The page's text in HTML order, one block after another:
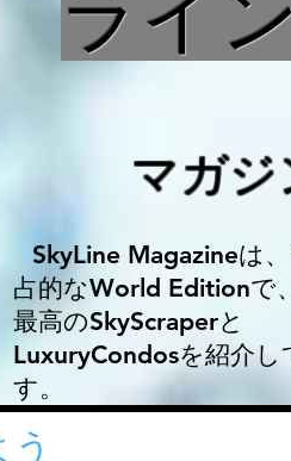
マガジ
SkyLine Magazineは
占的なWorld Editionで
最高のSkyScraperと
LuxuryCondosを紹介し
す。